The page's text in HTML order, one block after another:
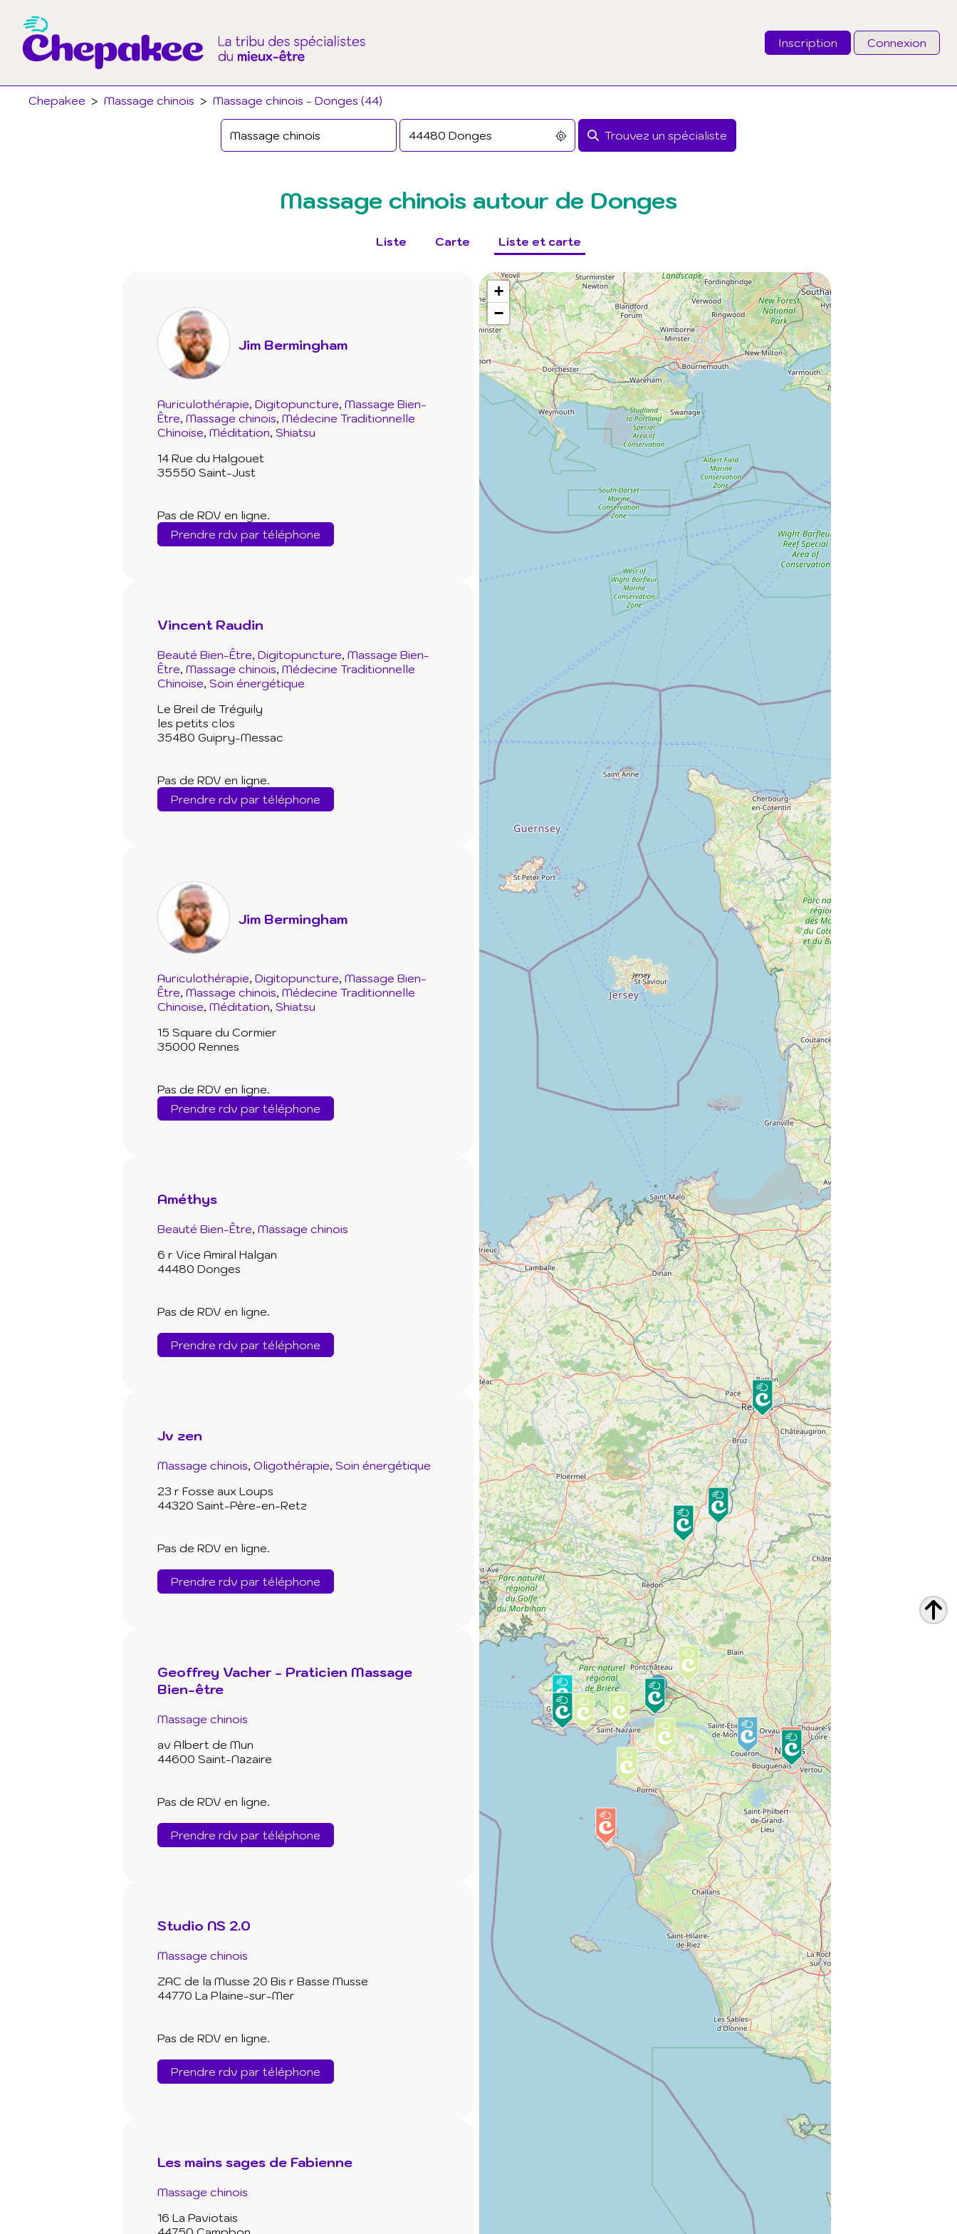
Inscription Connexion
Chepakee > Massage chinois > Massage chinois - Donges (44)
Trouvez un spécialiste
Email
Mot de passe
Massage chinois autour de Donges
Liste Carte Liste et carte
Jim Bermingham
Auriculothérapie Digitopuncture Massage Bien-
Être Massage chinois Médecine Traditionnelle
Chinoise Méditation Shiatsu
14 Rue du Halgouet
35550 Saint-Just
Pas de RDV en ligne.
Prendre rdv par téléphone
Vincent Raudin
Beauté Bien-Être Digitopuncture Massage Bien-
Être Massage chinois Médecine Traditionnelle
Chinoise Soin énergétique
Le Breil de Tréguily
les petits clos
35480 Guipry-Messac
Pas de RDV en ligne.
Prendre rdv par téléphone
Jim Bermingham
Auriculothérapie Digitopuncture Massage Bien-
Être Massage chinois Médecine Traditionnelle
Chinoise Méditation Shiatsu
15 Square du Cormier
35000 Rennes
Pas de RDV en ligne.
Prendre rdv par téléphone
Améthys
Beauté Bien-Être Massage chinois
6 r Vice Amiral Halgan
44480 Donges
Pas de RDV en ligne.
Prendre rdv par téléphone
Jv zen
Massage chinois Oligothérapie Soin énergétique
23 r Fosse aux Loups
44320 Saint-Père-en-Retz
Pas de RDV en ligne.
Prendre rdv par téléphone
Geoffrey Vacher - Praticien Massage
Bien-être
Massage chinois
av Albert de Mun
44600 Saint-Nazaire
Pas de RDV en ligne.
Prendre rdv par téléphone
Studio NS 2.0
Massage chinois
ZAC de la Musse 20 Bis r Basse Musse
44770 La Plaine-sur-Mer
Pas de RDV en ligne.
Prendre rdv par téléphone
Les mains sages de Fabienne
Massage chinois
16 La Paviotais
+
−